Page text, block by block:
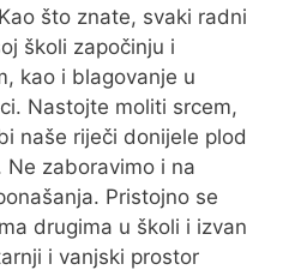
što znate, svaki radni
školi započinju i
kao i blagovanje u
Nastojte moliti srcem,
naše riječi donijele plod
zaboravimo i na
Pristojno se
drugima u školi i izvan
i vanjski prostor